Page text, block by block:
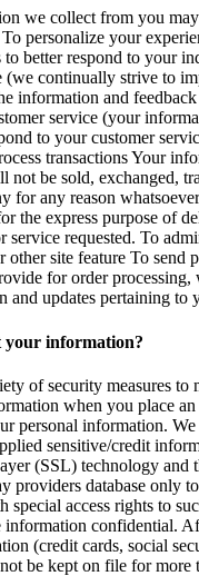
we collect from you
personalize your
better respond to your
(we continually strive to
information and
service (your
to your customer
transactions Your
not be sold, exchanged,
for any reason
the express purpose of
service requested. To
other site feature To send
for order
and updates pertaining to
your information?
of security measures to
when you place an
personal information.
sensitive/credit
(SSL) technology and
providers database only
special access rights to
information confidential.
(credit cards, social
be kept on file for more